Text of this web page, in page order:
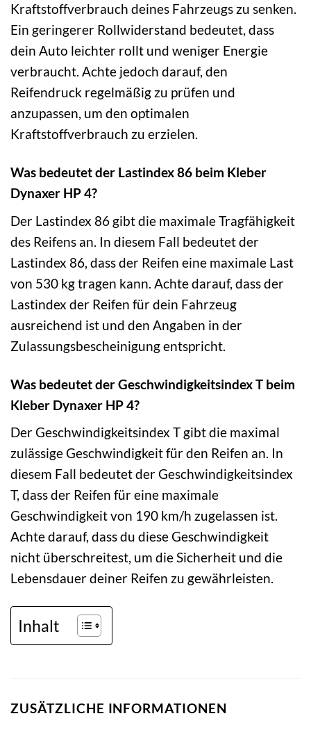
Kraftstoffverbrauch deines Fahrzeugs zu senken.
Ein geringerer Rollwiderstand bedeutet, dass
dein Auto leichter rollt und weniger Energie
verbraucht. Achte jedoch darauf, den
Reifendruck regelmäßig zu prüfen und
anzupassen, um den optimalen
Kraftstoffverbrauch zu erzielen.
Was bedeutet der Lastindex 86 beim Kleber
Dynaxer HP 4?
Der Lastindex 86 gibt die maximale Tragfähigkeit
des Reifens an. In diesem Fall bedeutet der
Lastindex 86, dass der Reifen eine maximale Last
von 530 kg tragen kann. Achte darauf, dass der
Lastindex der Reifen für dein Fahrzeug
ausreichend ist und den Angaben in der
Zulassungsbescheinigung entspricht.
Was bedeutet der Geschwindigkeitsindex T beim
Kleber Dynaxer HP 4?
Der Geschwindigkeitsindex T gibt die maximal
zulässige Geschwindigkeit für den Reifen an. In
diesem Fall bedeutet der Geschwindigkeitsindex
T, dass der Reifen für eine maximale
Geschwindigkeit von 190 km/h zugelassen ist.
Achte darauf, dass du diese Geschwindigkeit
nicht überschreitest, um die Sicherheit und die
Lebensdauer deiner Reifen zu gewährleisten.
Inhalt
ZUSÄTZLICHE INFORMATIONEN